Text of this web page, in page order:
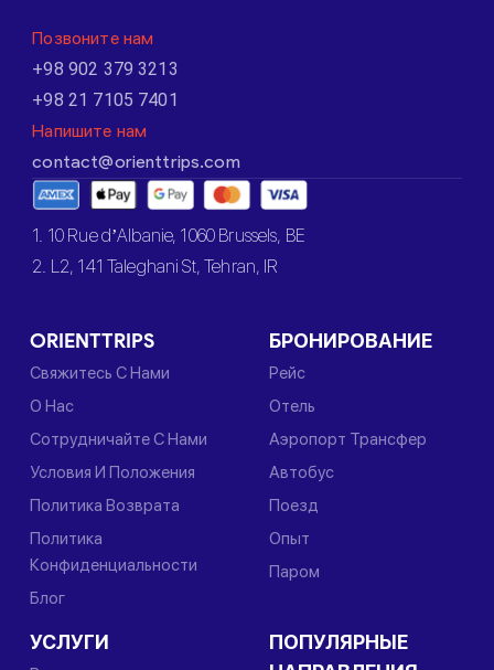
Позвоните нам
+98 902 379 3213
+98 21 7105 7401
Напишите нам
contact@orienttrips.com
1. 10 Rue d’Albanie, 1060 Brussels, BE
2. L2, 141 Taleghani St, Tehran, IR
ORIENTTRIPS
Свяжитесь С Нами
О Нас
Сотрудничайте С Нами
Условия И Положения
Политика Возврата
Политика
Конфиденциальности
Блог
БРОНИРОВАНИЕ
Рейс
Отель
Аэропорт Трансфер
Автобус
Поезд
Опыт
Паром
УСЛУГИ
ПОПУЛЯРНЫЕ